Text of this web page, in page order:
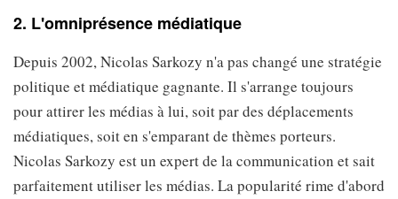
2. L'omniprésence médiatique
Depuis 2002, Nicolas Sarkozy n'a pas changé une stratégie
politique et médiatique gagnante. Il s'arrange toujours
pour attirer les médias à lui, soit par des déplacements
médiatiques, soit en s'emparant de thèmes porteurs.
Nicolas Sarkozy est un expert de la communication et sait
parfaitement utiliser les médias. La popularité rime d'abord